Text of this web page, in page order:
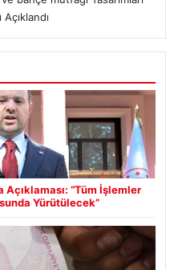
“Tüm İşlemler
Yürütülecek”